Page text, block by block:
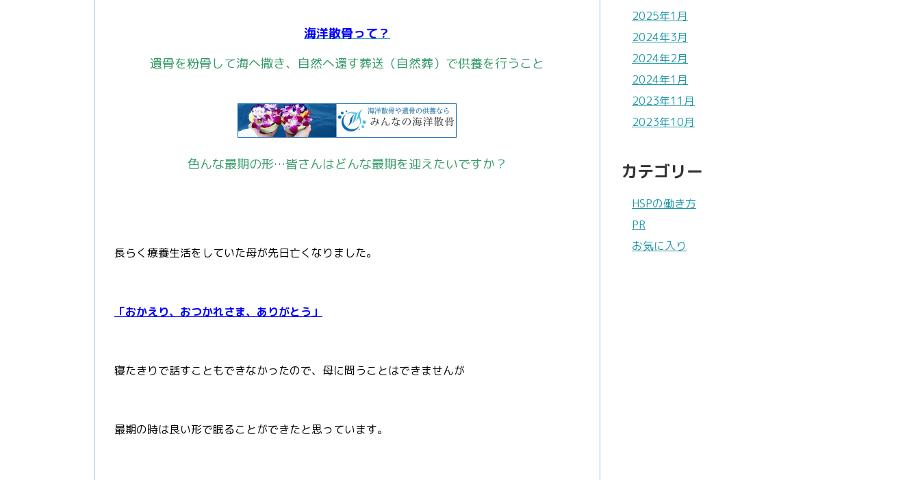
海洋散骨って？
遺骨を粉骨して海へ撒き、自然へ還す葬送（自然葬）で供養を行うこと
色んな最期の形…皆さんはどんな最期を迎えたいですか？
長らく療養生活をしていた母が先日亡くなりました。
「おかえり、おつかれさま、ありがとう」
寝たきりで話すこともできなかったので、母に問うことはできませんが
最期の時は良い形で眠ることができたと思っています。
2025年1月
2024年3月
2024年2月
2024年1月
2023年11月
2023年10月
カテゴリー
HSPの働き方
PR
お気に入り